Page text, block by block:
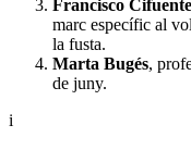
Francisco
marc específic al
la fusta.
Marta Bugés,
de juny.
i